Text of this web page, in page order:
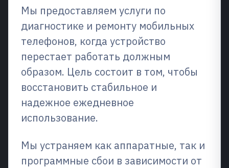
Мы предоставляем услуги по
диагностике и ремонту мобильных
телефонов, когда устройство
перестает работать должным
образом. Цель состоит в том, чтобы
восстановить стабильное и
надежное ежедневное
использование.
Мы устраняем как аппаратные, так и
программные сбои в зависимости от